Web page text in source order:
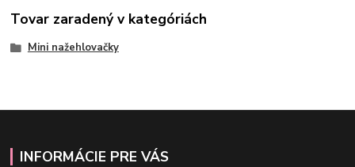
Tovar zaradený v kategóriách
Mini nažehlovačky
INFORMÁCIE PRE VÁS